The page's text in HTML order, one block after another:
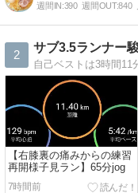
週間IN:390 週間OUT:840
2
サブ3.5ランナー
自己ベストは3時間11
【右膝裏の痛みからの練習
再開様子見ラン】65分jog
7時間前